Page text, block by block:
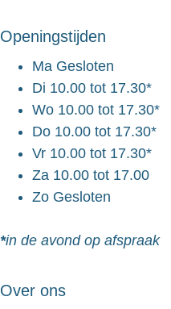
Openingstijden
Ma Gesloten
Di 10.00 tot 17.30*
Wo 10.00 tot 17.30*
Do 10.00 tot 17.30*
Vr 10.00 tot 17.30*
Za 10.00 tot 17.00
Zo Gesloten
*in de avond op afspraak
Over ons